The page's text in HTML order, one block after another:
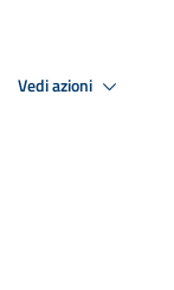
Vedi azioni